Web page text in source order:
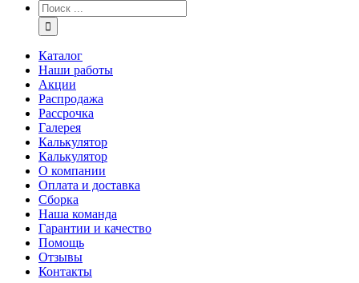
Каталог
Наши работы
Акции
Распродажа
Рассрочка
Галерея
Калькулятор
Калькулятор
О компании
Оплата и доставка
Сборка
Наша команда
Гарантии и качество
Помощь
Отзывы
Контакты